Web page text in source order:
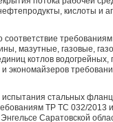
кислоты и
мазутные, газовые,
котлов
и экономайзеров
испытания стальных
ТР ТС 032/2013
Саратовской